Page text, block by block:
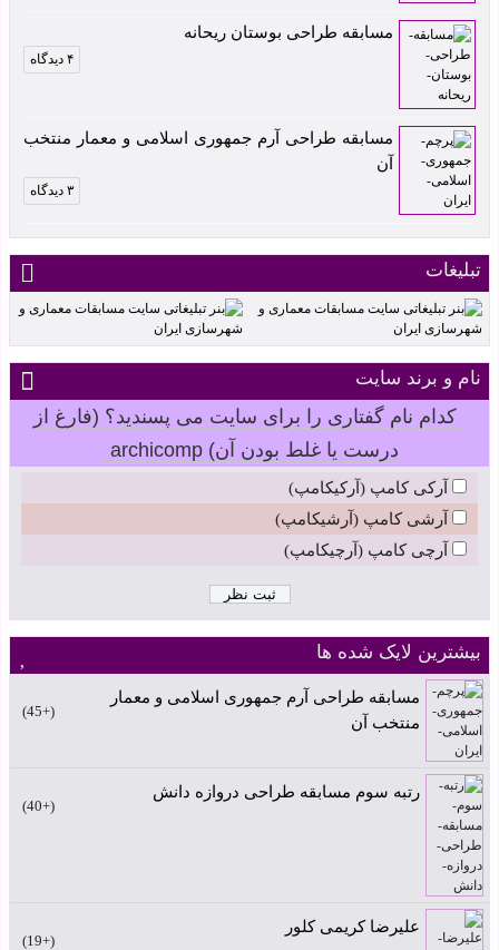
مسابقه طراحی بوستان ریحانه
۴ دیدگاه
مسابقه طراحی آرم جمهوری اسلامی و معمار منتخب
آن
۳ دیدگاه
تبلیغات
نام و برند سایت
کدام نام گفتاری را برای سایت می پسندید؟ (فارغ از
درست یا غلط بودن آن) archicomp
آرکی کامپ (آرکیکامپ)
آرشی کامپ (آرشیکامپ)
آرچی کامپ (آرچیکامپ)
بیشترین لایک شده ها
مسابقه طراحی آرم جمهوری اسلامی و معمار
منتخب آن
+45
رتبه سوم مسابقه طراحی دروازه دانش
+40
علیرضا کریمی کلور
+19